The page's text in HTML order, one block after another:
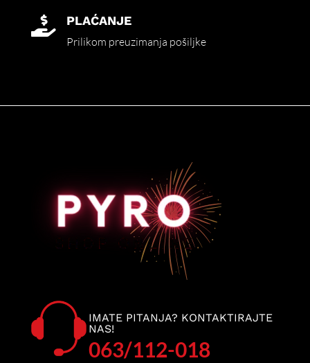
 PLAĆANJE
Prilikom preuzimanja pošiljke
IMATE PITANJA? KONTAKTIRAJTE
NAS!
063/112-018